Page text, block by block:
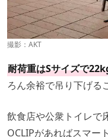
撮影： AKT
耐荷重はSサイズで
ろん余裕で吊り下げる
飲食店や公衆トイレで
OCLIPがあればスマー